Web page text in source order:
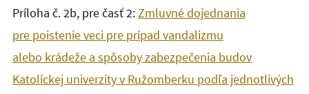
Príloha č. 2b, pre časť 2:Zmluvné dojednania
pre poistenie veci pre prípad vandalizmu
alebo krádeže a spôsoby zabezpečenia budov
Katolíckej univerzity v Ružomberku podľa jednotlivých